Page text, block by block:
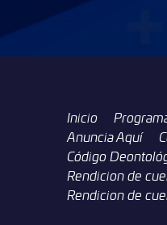
Inicio
Anuncia Aquí
Código
Rendicion de
Rendicion de